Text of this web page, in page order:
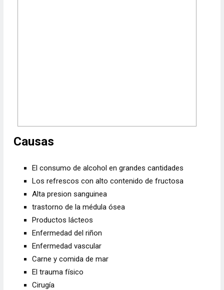
Causas
El consumo de alcohol en grandes cantidades
Los refrescos con alto contenido de fructosa
Alta presion sanguinea
trastorno de la médula ósea
Productos lácteos
Enfermedad del riñon
Enfermedad vascular
Carne y comida de mar
El trauma físico
Cirugía